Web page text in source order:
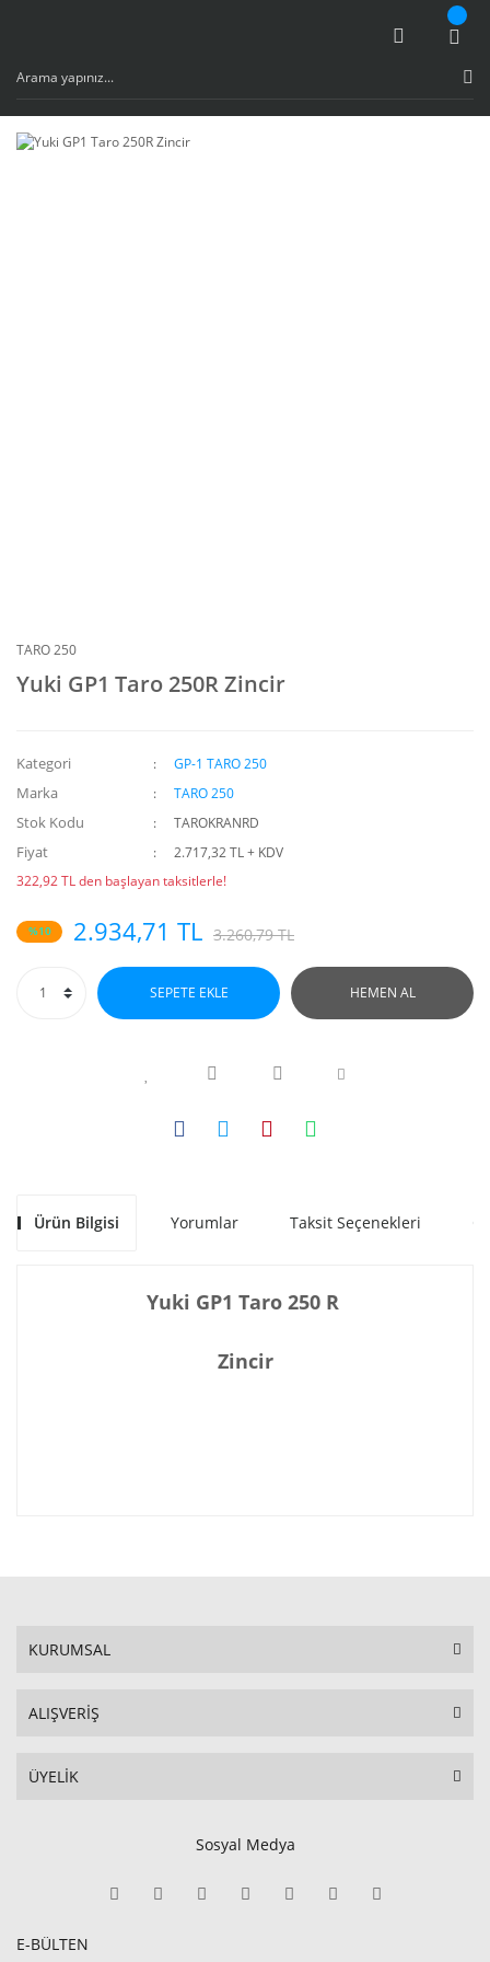
TARO 250
Yuki GP1 Taro 250R Zincir
Kategori GP-1 TARO 250
Marka TARO 250
Stok Kodu TAROKRANRD
Fiyat
2.717,32 TL + KDV
322,92 TL den başlayan taksitlerle!
%10 2.934,71 TL 3.260,79 TL
SEPETE EKLE HEMEN AL
Ürün Bilgisi Yorumlar Taksit Seçenekleri
Yuki GP1 Taro 250 R
Zincir
KURUMSAL
ALIŞVERİŞ
ÜYELİK
Sosyal Medya
E-BÜLTEN